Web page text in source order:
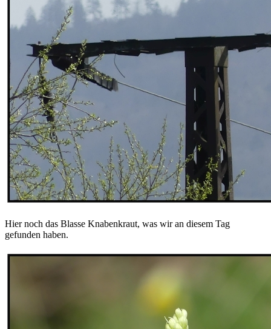
Hier noch das Blasse Knabenkraut, was wir an diesem Tag
gefunden haben.